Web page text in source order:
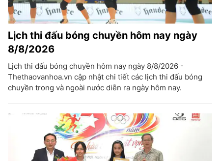
Lịch thi đấu bóng chuyền hôm nay ngày
8/8/2026
Lịch thi đấu bóng chuyền hôm nay ngày 8/8/2026 -
Thethaovanhoa.vn cập nhật chi tiết các lịch thi đấu bóng
chuyền trong và ngoài nước diễn ra ngày hôm nay.